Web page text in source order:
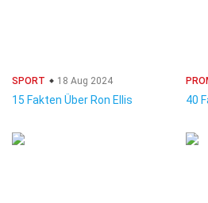
SPORT 18 Aug 2024
15 Fakten Über Ron Ellis 40